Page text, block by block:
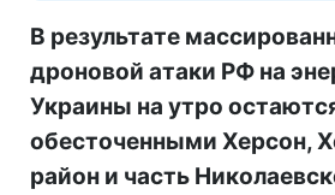
В результате
дроновой атаки РФ на
Украины на утро
обесточенными Херсон,
район и часть